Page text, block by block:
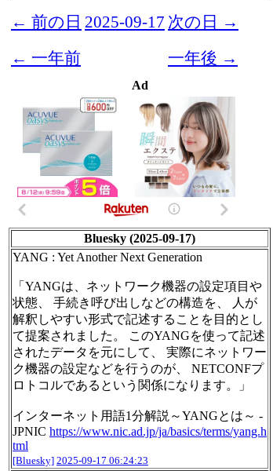
← 前の日 2025-09-17 次の日 →
← 一年前
一年後 →
Ad
Bluesky (2025-09-17)
YANG : Yet Another Next Generation
「YANGは、ネットワーク機器の設定項目や
状態、 手続き呼び出しなどの構造を、 人が
解釈しやすい形式で記述することを目的とし
て提案されました。 このYANGを使って記述
されたデータを元にして、 実際にネットワー
ク機器の設定などを行うのが、 NETCONFプ
ロトコルであるという関係になります。」
インターネット用語1分解説～YANGとは～ -
JPNIC https://www.nic.ad.jp/ja/basics/terms/yang.h
tml
[Bluesky] 2025-09-17 06:24:23